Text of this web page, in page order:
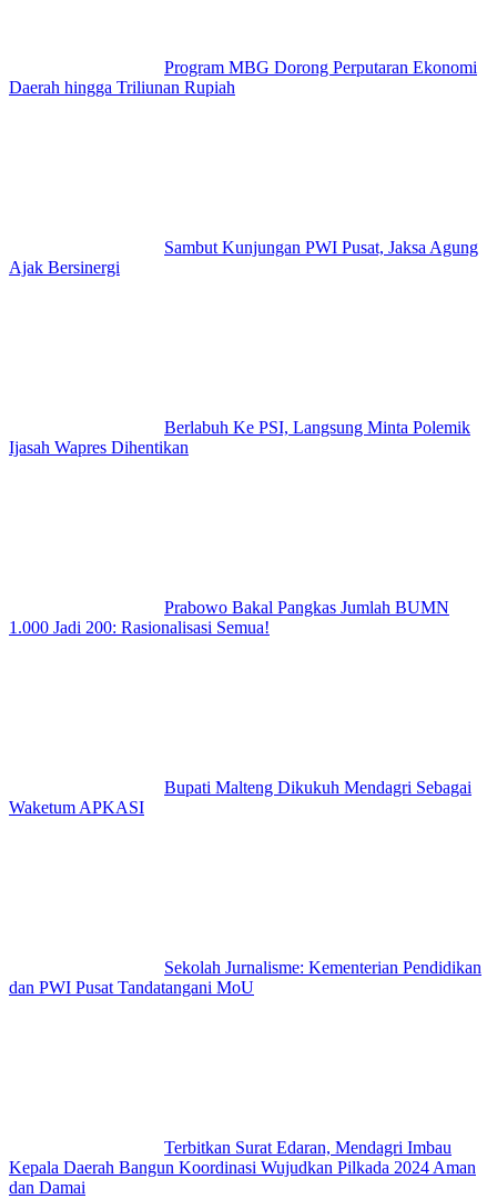
Program MBG Dorong Perputaran Ekonomi
Daerah hingga Triliunan Rupiah
Sambut Kunjungan PWI Pusat, Jaksa Agung
Ajak Bersinergi
Berlabuh Ke PSI, Langsung Minta Polemik
Ijasah Wapres Dihentikan
Prabowo Bakal Pangkas Jumlah BUMN
1.000 Jadi 200: Rasionalisasi Semua!
Bupati Malteng Dikukuh Mendagri Sebagai
Waketum APKASI
Sekolah Jurnalisme: Kementerian Pendidikan
dan PWI Pusat Tandatangani MoU
Terbitkan Surat Edaran, Mendagri Imbau
Kepala Daerah Bangun Koordinasi Wujudkan Pilkada 2024 Aman
dan Damai